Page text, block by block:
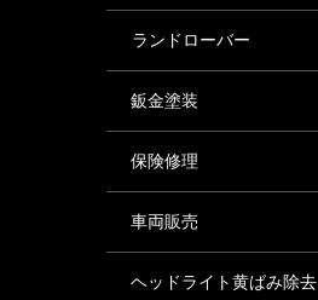
ランドローバー
鈑金塗装
保険修理
車両販売
ヘッドライト黄ばみ除去